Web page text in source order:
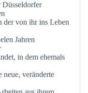
Düsseldorfer
der von ihr ins Leben
Jahren
in dem ehemals
neue, veränderte